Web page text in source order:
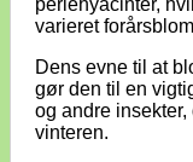
perlehyacinter,
varieret
Dens evne til at
gør den til en
og andre
vinteren.